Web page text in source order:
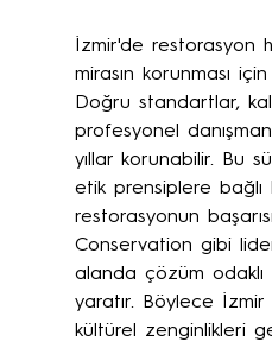
İzmir'de restorasyon
mirasın korunması
Doğru standartlar,
profesyonel
yıllar korunabilir. Bu
etik prensiplere bağlı
restorasyonun
Conservation gibi
alanda çözüm odaklı
yaratır. Böylece İzmir
kültürel zenginlikleri